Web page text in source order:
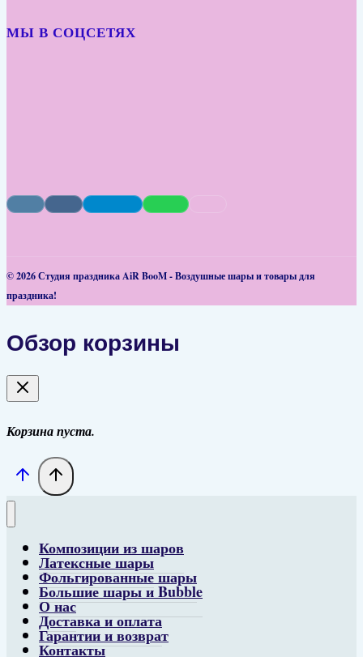
МЫ В СОЦСЕТЯХ
© 2026 Студия праздника AiR BooM - Воздушные шары и товары для
праздника!
Обзор корзины
Корзина пуста.
Композиции из шаров
Латексные шары
Фольгированные шары
Большие шары и Bubble
О нас
Доставка и оплата
Гарантии и возврат
Контакты